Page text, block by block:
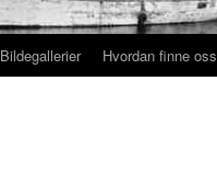
Bildegallerier Hvordan finne oss